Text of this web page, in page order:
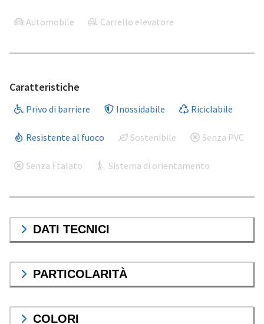
Automobile Carrello elevatore
Caratteristiche
Privo di barriere Inossidabile Riciclabile
Resistente al fuoco Sostenibile Senza PVC
Senza Ftalato Sistema di orientamento
DATI TECNICI
PARTICOLARITÀ
COLORI